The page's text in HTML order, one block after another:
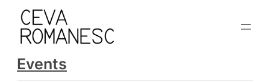
Skip
content
Events